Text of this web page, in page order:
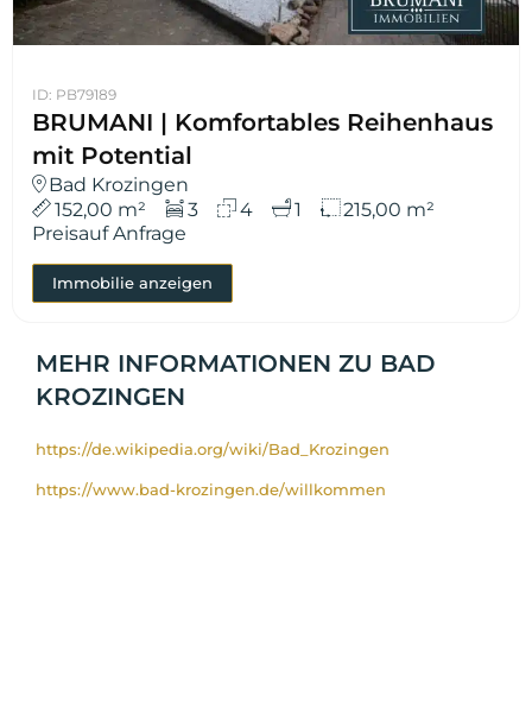
ID: PB79189
BRUMANI | Komfortables Reihenhaus
mit Potential
Bad Krozingen
152,00 m²
3 4 1
215,00 m²
Preisauf Anfrage
Immobilie anzeigen
MEHR INFORMATIONEN ZU BAD
KROZINGEN
https://de.wikipedia.org/wiki/Bad_Krozingen
https://www.bad-krozingen.de/willkommen